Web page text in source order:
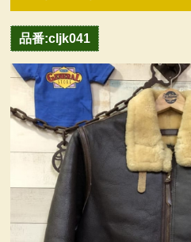
カテゴリ
ヴィンテー
LIFE誌 企業
ファイヤー
品番:cljk041